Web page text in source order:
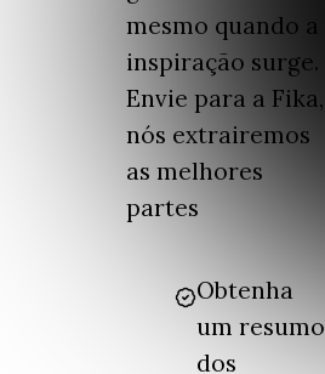
mesmo quando a
inspiração surge.
Envie para a Fika,
nós extrairemos
as melhores
partes
Obtenha
um resumo
dos